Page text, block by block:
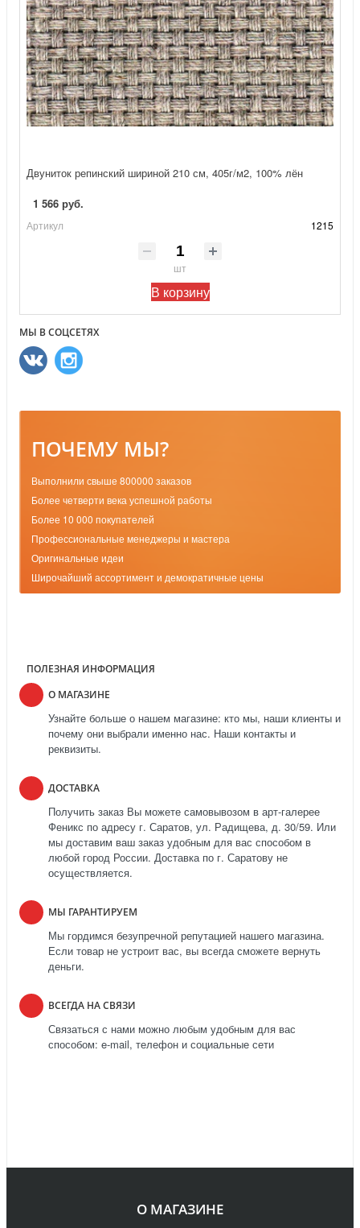
Двуниток репинский шириной 210 см, 405г/м2, 100% лён
1 566 руб.
Артикул 1215
шт
В корзину
МЫ В СОЦСЕТЯХ
ПОЧЕМУ МЫ?
Выполнили свыше 800000 заказов
Более четверти века успешной работы
Более 10 000 покупателей
Профессиональные менеджеры и мастера
Оригинальные идеи
Широчайший ассортимент и демократичные цены
ПОЛЕЗНАЯ ИНФОРМАЦИЯ
О МАГАЗИНЕ
Узнайте больше о нашем магазине: кто мы, наши клиенты и
почему они выбрали именно нас. Наши контакты и
реквизиты.
ДОСТАВКА
Получить заказ Вы можете самовывозом в арт-галерее
Феникс по адресу г. Саратов, ул. Радищева, д. 30/59. Или
мы доставим ваш заказ удобным для вас способом в
любой город России. Доставка по г. Саратову не
осуществляется.
МЫ ГАРАНТИРУЕМ
Мы гордимся безупречной репутацией нашего магазина.
Если товар не устроит вас, вы всегда сможете вернуть
деньги.
ВСЕГДА НА СВЯЗИ
Связаться с нами можно любым удобным для вас
способом: e-mail, телефон и социальные сети
О МАГАЗИНЕ